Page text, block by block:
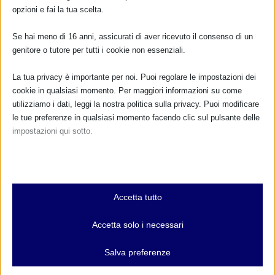
(25,00€ se sei un’associazione)
per associarti
COLLABORAZIONI IN ITALIA
opzioni e fai la tua scelta.
Se hai meno di 16 anni, assicurati di aver ricevuto il consenso di un
genitore o tutore per tutti i cookie non essenziali.
La tua privacy è importante per noi. Puoi regolare le impostazioni dei
cookie in qualsiasi momento. Per maggiori informazioni su come
utilizziamo i dati, leggi la nostra politica sulla privacy. Puoi modificare
le tue preferenze in qualsiasi momento facendo clic sul pulsante delle
impostazioni qui sotto.
Essenziali
I cookie e i servizi essenziali abilitano le funzioni di base e sono
e servizi non richiedono il consenso dell'utente secondo il GDPR.
Analitici
Accetta tutto
Accetta solo i necessari
Salva preferenze